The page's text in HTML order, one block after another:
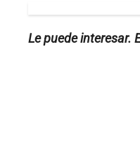
Le puede interesar.